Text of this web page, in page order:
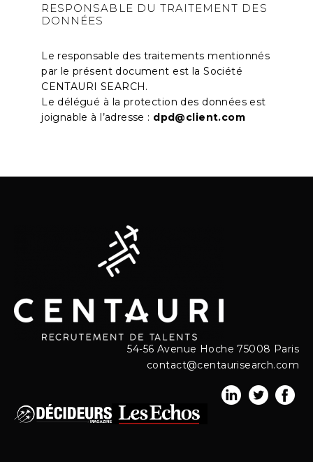
RESPONSABLE DU TRAITEMENT DES
DONNÉES
Le responsable des traitements mentionnés
par le présent document est la Société
CENTAURI SEARCH.
Le délégué à la protection des données est
joignable à l’adresse : dpd@client.com
54-56 Avenue Hoche 75008 Paris
contact@centaurisearch.com
link link link